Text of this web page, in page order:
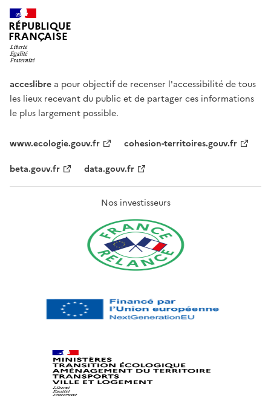
RÉPUBLIQUE
FRANÇAISE
acceslibre a pour objectif de recenser l'accessibilité de tous
les lieux recevant du public et de partager ces informations
le plus largement possible.
www.ecologie.gouv.fr
cohesion-territoires.gouv.fr
beta.gouv.fr
data.gouv.fr
Nos investisseurs